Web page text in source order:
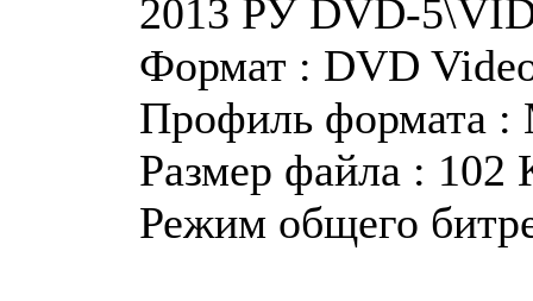
2013 РУ DVD-
Формат : DVD
Профиль формата :
Размер файла : 102
Режим общего